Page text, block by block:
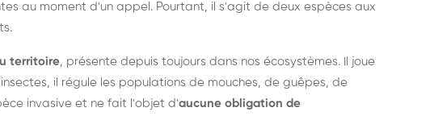
au moment d'un appel. Pourtant, il s'agit de deux espèces aux
territoire, présente depuis toujours dans nos écosystèmes. Il joue
il régule les populations de mouches, de guêpes, de
invasive et ne fait l'objet d'aucune obligation de